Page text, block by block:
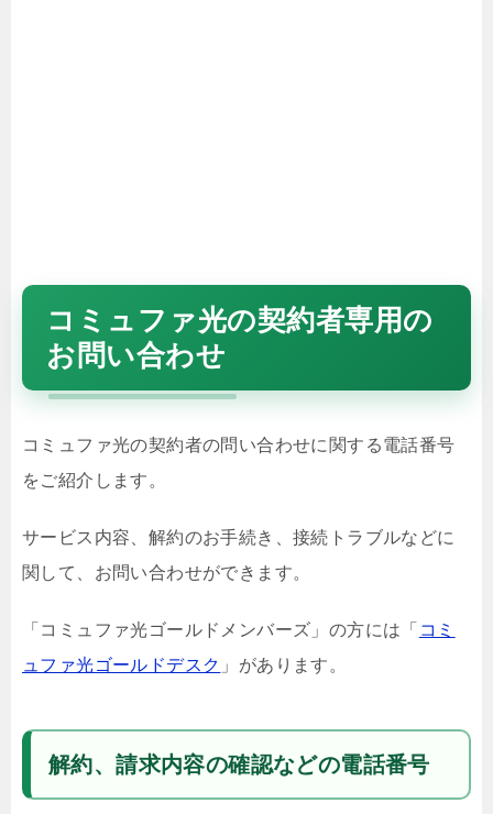
コミュファ光の契約者専用の
お問い合わせ
コミュファ光の契約者の問い合わせに関する電話番号
をご紹介します。
サービス内容、解約のお手続き、接続トラブルなどに
関して、お問い合わせができます。
「コミュファ光ゴールドメンバーズ」の方には「 コミ
ュファ光ゴールドデスク 」があります。
解約、請求内容の確認などの電話番号